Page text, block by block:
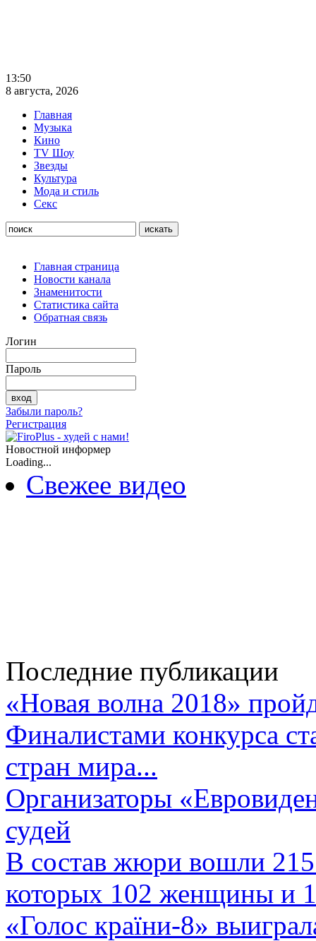
13:50
8 августа, 2026
Главная
Музыка
Кино
TV Шоу
Звезды
Культура
Мода и стиль
Секс
Главная страница
Новости канала
Знаменитости
Статистика сайта
Обратная связь
Логин
Пароль
Забыли пароль?
Регистрация
Новостной информер
Loading...
Свежее видео
Последние публикации
«Новая волна 2018»
Финалистами конкурса
стран мира...
Организаторы
судей
В состав жюри вошли 215
которых 102 женщины и
«Голос країни-8»